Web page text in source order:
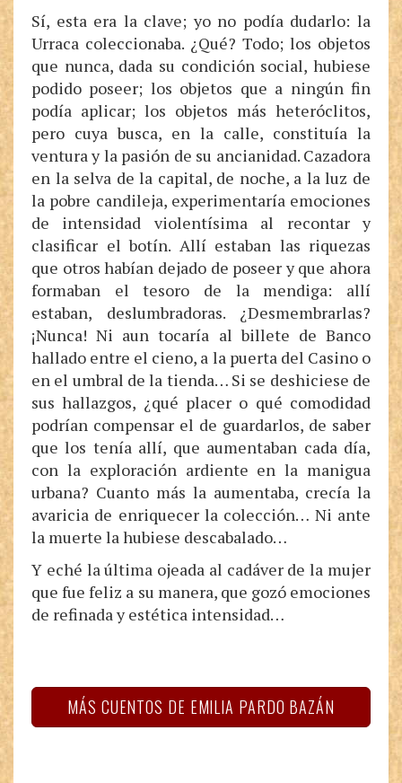
Sí, esta era la clave; yo no podía dudarlo: la
Urraca coleccionaba. ¿Qué? Todo; los objetos
que nunca, dada su condición social, hubiese
podido poseer; los objetos que a ningún fin
podía aplicar; los objetos más heteróclitos,
pero cuya busca, en la calle, constituía la
ventura y la pasión de su ancianidad. Cazadora
en la selva de la capital, de noche, a la luz de
la pobre candileja, experimentaría emociones
de intensidad violentísima al recontar y
clasificar el botín. Allí estaban las riquezas
que otros habían dejado de poseer y que ahora
formaban el tesoro de la mendiga: allí
estaban, deslumbradoras. ¿Desmembrarlas?
¡Nunca! Ni aun tocaría al billete de Banco
hallado entre el cieno, a la puerta del Casino o
en el umbral de la tienda… Si se deshiciese de
sus hallazgos, ¿qué placer o qué comodidad
podrían compensar el de guardarlos, de saber
que los tenía allí, que aumentaban cada día,
con la exploración ardiente en la manigua
urbana? Cuanto más la aumentaba, crecía la
avaricia de enriquecer la colección… Ni ante
la muerte la hubiese descabalado…
Y eché la última ojeada al cadáver de la mujer
que fue feliz a su manera, que gozó emociones
de refinada y estética intensidad…
MÁS CUENTOS DE EMILIA PARDO BAZÁN